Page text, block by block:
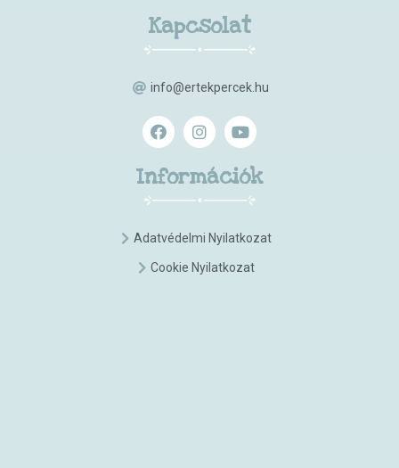
Információk
Adatvédelmi Nyilatkozat
Cookie Nyilatkozat
Kapcsolat
info@ertekpercek.hu